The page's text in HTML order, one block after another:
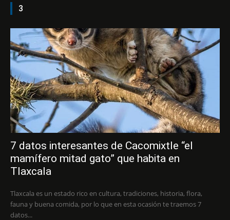
3
7 datos interesantes de Cacomixtle “el
mamífero mitad gato” que habita en
Tlaxcala
Tlaxcala es un estado rico en cultura, tradiciones, historia, flora,
fauna y buena comida, por lo que en esta ocasión te traemos 7
datos...